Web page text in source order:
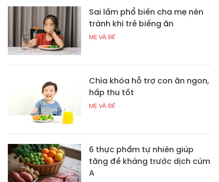
Sai lầm phổ biến cha mẹ nên
tránh khi trẻ biếng ăn
MẸ VÀ BÉ
Chìa khóa hỗ trợ con ăn ngon,
hấp thu tốt
MẸ VÀ BÉ
6 thực phẩm tự nhiên giúp
tăng đề kháng trước dịch cúm
A